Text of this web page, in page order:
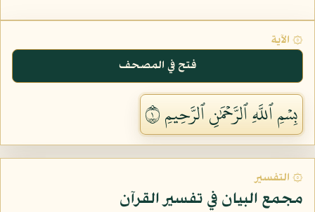
۞ الآية
فتح في المصحف
بِسۡمِ ٱللَّهِ ٱلرَّحۡمَٰنِ ٱلرَّحِيمِ ١
۞ التفسير
مجمع البيان في تفسير القرآن